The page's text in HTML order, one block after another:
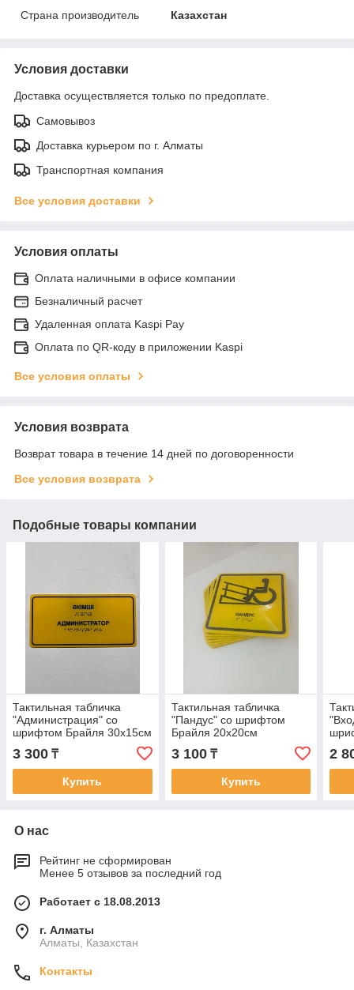
Страна производитель
Казахстан
Условия доставки
Доставка осуществляется только по предоплате.
Самовывоз
Доставка курьером по г. Алматы
Транспортная компания
Все условия доставки
Условия оплаты
Оплата наличными в офисе компании
Безналичный расчет
Удаленная оплата Kaspi Pay
Оплата по QR-коду в приложении Kaspi
Все условия оплаты
Условия возврата
Возврат товара в течение 14 дней по договоренности
Все условия возврата
Подобные товары компании
Тактильная табличка
"Администрация" со
шрифтом Брайля 30х15см
3 300 ₸
Купить
Тактильная табличка
"Пандус" со шрифтом
Брайля 20х20см
3 100₸
Купить
2
О нас
Рейтинг не сформирован
Менее 5 отзывов за последний год
Работает с 18.08.2013
г. Алматы
Алматы, Казахстан
Контакты